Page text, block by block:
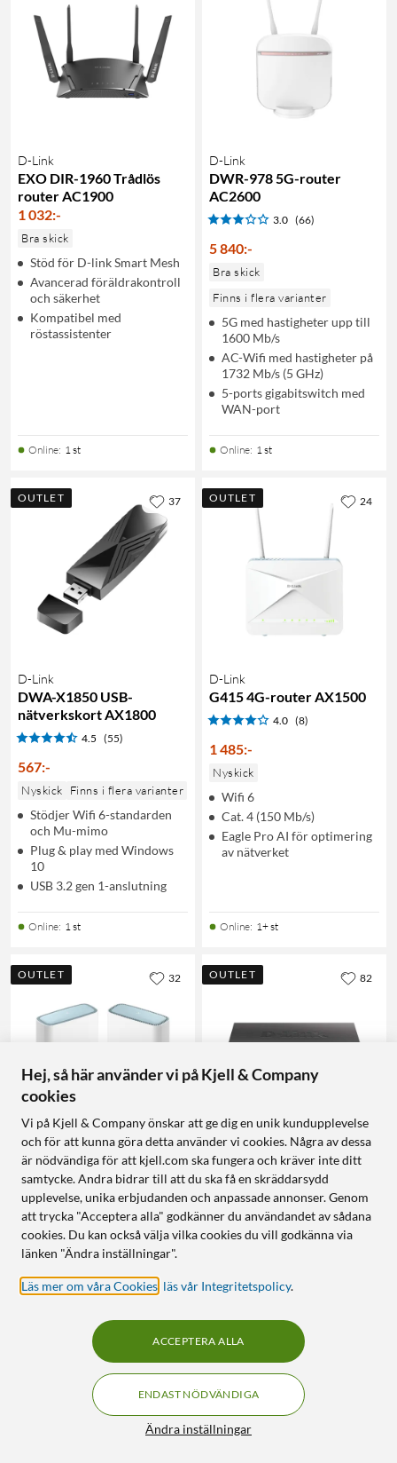
D-Link
EXO DIR-1960 Trådlös
router AC1900
1 032:-
Bra skick
Stöd för D-link Smart Mesh
Avancerad föräldrakontroll
och säkerhet
Kompatibel med
röstassistenter
Online: 1 st
D-Link
DWR-978 5G-router
AC2600
3.0 (66)
5 840:-
Bra skick
Finns i flera varianter
5G med hastigheter upp till
1600 Mb/s
AC-Wifi med hastigheter på
1732 Mb/s (5 GHz)
5-ports gigabitswitch med
WAN-port
Online: 1 st
OUTLET
D-Link
DWA-X1850 USB-
nätverkskort AX1800
4.5 (55)
567:-
Nyskick Finns i flera varianter
Stödjer Wifi 6-standarden
och Mu-mimo
Plug & play med Windows
10
USB 3.2 gen 1-anslutning
Online: 1 st
37 OUTLET
D-Link
G415 4G-router AX1500
4.0 (8)
1 485:-
Nyskick
Wifi 6
Cat. 4 (150 Mb/s)
Eagle Pro AI för optimering
av nätverket
Online: 1+ st
24
OUTLET
D-Link
M32-2 Eagle Pro AI Mesh-
system AX3200 2-pack
3.0 (20)
2 720:-
Sömlös Wi-Fi 6-täckning för
MU-MIMO- och OFDMA-
Enkel installation och
32 OUTLET
D-Link
GO-SW-16G 16-port
gigabitswitch
4.5 (54)
855:-
Gigabitstöd
Online: 1 st
82
Hej, så här använder vi på Kjell & Company
cookies
Vi på Kjell & Company önskar att ge dig en unik kundupplevelse
och för att kunna göra detta använder vi cookies. Några av dessa
är nödvändiga för att kjell.com ska fungera och kräver inte ditt
samtycke. Andra bidrar till att du ska få en skräddarsydd
upplevelse, unika erbjudanden och anpassade annonser. Genom
att trycka "Acceptera alla" godkänner du användandet av sådana
cookies. Du kan också välja vilka cookies du vill godkänna via
länken "Ändra inställningar".
Läs mer om våra Cookies läs vår Integritetspolicy.
Ändra inställningar
ENDAST NÖDVÄNDIGA
ACCEPTERA ALLA